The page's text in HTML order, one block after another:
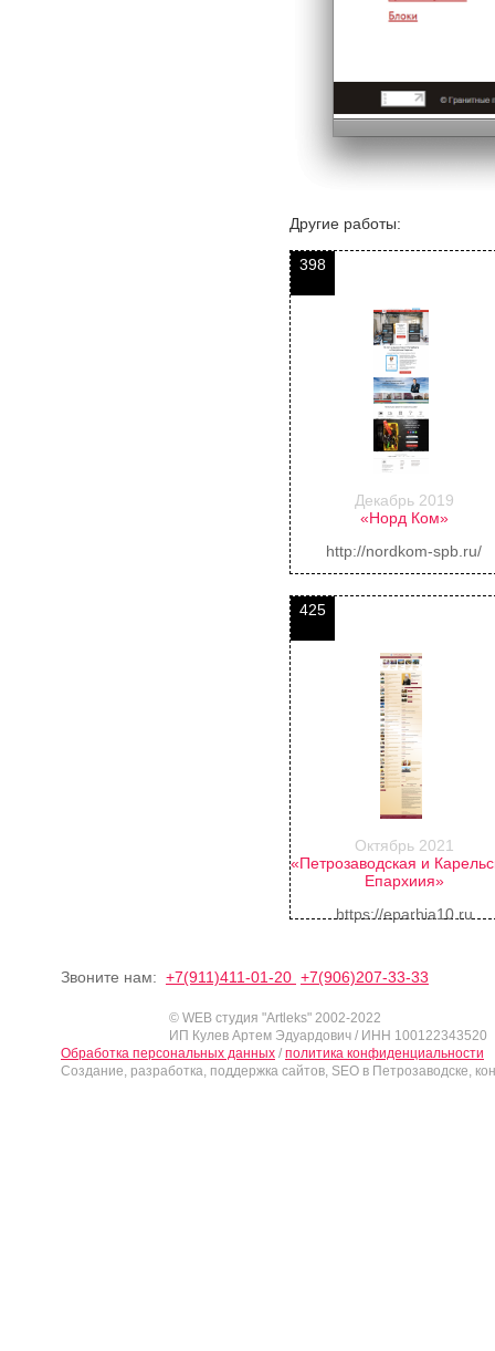
Другие работы:
398
Декабрь 2019
«Норд Ком»
http://nordkom-spb.ru/
425
Октябрь 2021
«Петрозаводская и
Епархиия»
https://eparhia10.ru
Звоните нам: +7(911)411-01-20 +7(906)207-33-33
© WEB студия "Artleks" 2002-2022
ИП Кулев Артем Эдуардович / ИНН 100122343520
Обработка персональных данных / политика конфиденциальности
Создание, разработка, поддержка сайтов, SEO в Петрозаводске,